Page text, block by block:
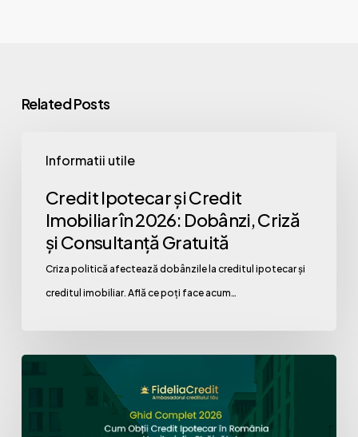
Related Posts
Informatii utile
Ipotecar
Credit
Imobiliar
2026:
și
Credit Ipotecar și Credit
Imobiliar în 2026: Dobânzi, Criză
și Consultanță Gratuită
Criza politică afectează dobânzile la creditul ipotecar și
creditul imobiliar. Află ce poți face acum…